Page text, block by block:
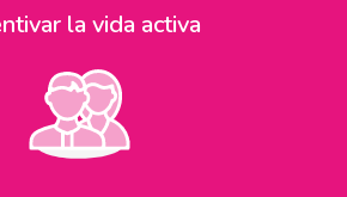
la vida activa